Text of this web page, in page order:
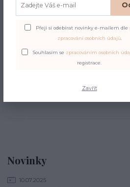
Novinky
10.07.2025
Opal Country
06.02.2023
Dnes jsme naskladnili přízi Opal
ponožkovku v síle 4-nitka a složení
25% polyamid. Hmotnost klubíčka
Ponožkové příze od Opalu patří k
Přeji si odebírat novinky e-mailem dle
zpracování osobních údajů.
Souhlasím se zpracováním osobních
registrace.
Zavřít